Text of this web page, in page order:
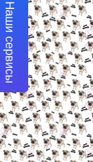
Наши сервисы